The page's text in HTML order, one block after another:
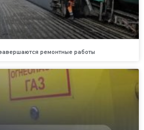
ремонтные работы